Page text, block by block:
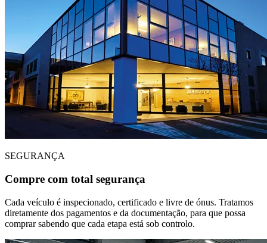
SEGURANÇA
Compre com total segurança
Cada veículo é inspecionado, certificado e livre de ónus. Tratamos
diretamente dos pagamentos e da documentação, para que possa
comprar sabendo que cada etapa está sob controlo.